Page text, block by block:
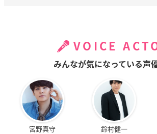
VOICE
みんなが気になっている声
宮野真守 鈴村健一